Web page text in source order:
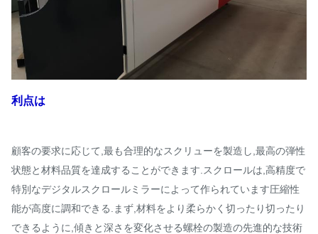
L*W*H 3.6*1.1*21 42*1.5*24
利点は
顧客の要求に応じて,最も合理的なスクリューを製造し,最高の弾性
状態と材料品質を達成することができます.スクロールは,高精度で
特別なデジタルスクロールミラーによって作られています圧縮性
能が高度に調和できる.まず,材料をより柔らかく切ったり切ったり
できるように,傾きと深さを変化させる螺栓の製造の先進的な技術